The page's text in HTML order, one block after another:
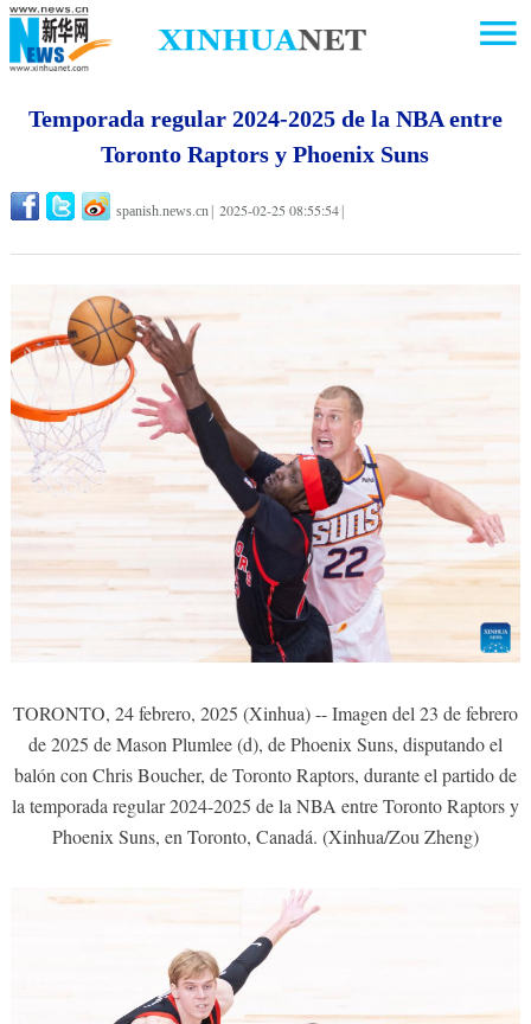
Temporada regular 2024-2025 de la NBA entre
Toronto Raptors y Phoenix Suns
spanish.news.cn 2025-02-25 08:55:54
TORONTO, 24 febrero, 2025 (Xinhua) -- Imagen del 23 de febrero
de 2025 de Mason Plumlee (d), de Phoenix Suns, disputando el
balón con Chris Boucher, de Toronto Raptors, durante el partido de
la temporada regular 2024-2025 de la NBA entre Toronto Raptors y
Phoenix Suns, en Toronto, Canadá. (Xinhua/Zou Zheng)